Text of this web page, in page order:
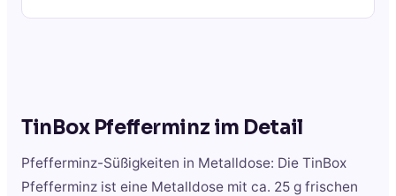
TinBox Pfefferminz im Detail
Pfefferminz-Süßigkeiten in Metalldose: Die TinBox
Pfefferminz ist eine Metalldose mit ca. 25 g frischen